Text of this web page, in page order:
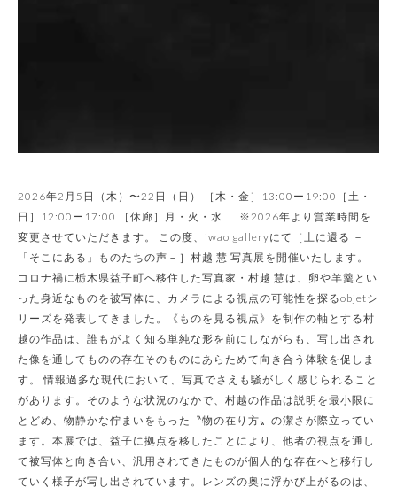
2026年2月5日（木）〜22日（日） ［木・金］13:00ー19:00［土・
日］12:00ー17:00 ［休廊］月・火・水 ※2026年より営業時間を
変更させていただきます。 この度、iwao galleryにて［土に還る －
「そこにある」ものたちの声－］村越 慧 写真展を開催いたします。
コロナ禍に栃木県益子町へ移住した写真家・村越 慧は、卵や羊羹とい
った身近なものを被写体に、カメラによる視点の可能性を探るobjetシ
リーズを発表してきました。《ものを見る視点》を制作の軸とする村
越の作品は、誰もがよく知る単純な形を前にしながらも、写し出され
た像を通してものの存在そのものにあらためて向き合う体験を促しま
す。 情報過多な現代において、写真でさえも騒がしく感じられること
があります。そのような状況のなかで、村越の作品は説明を最小限に
とどめ、物静かな佇まいをもった〝物の在り方〟の潔さが際立ってい
ます。本展では、益子に拠点を移したことにより、他者の視点を通し
て被写体と向き合い、汎用されてきたものが個人的な存在へと移行し
ていく様子が写し出されています。レンズの奥に浮かび上がるのは、